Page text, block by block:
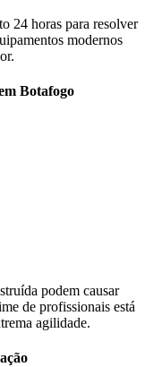
24 horas para resolver
modernos
Botafogo
podem causar
de profissionais está
agilidade.